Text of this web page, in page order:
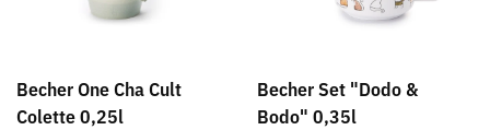
Becher One Cha Cult
Colette 0,25l
Becher Set "Dodo &
Bodo" 0,35l